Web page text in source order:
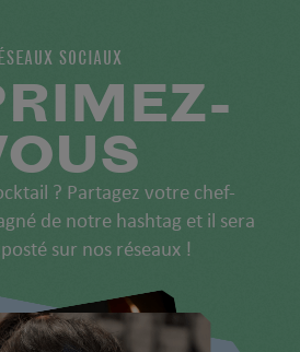
SOCIAUX
? Partagez votre chef-
de notre hashtag et il sera
sur nos réseaux !